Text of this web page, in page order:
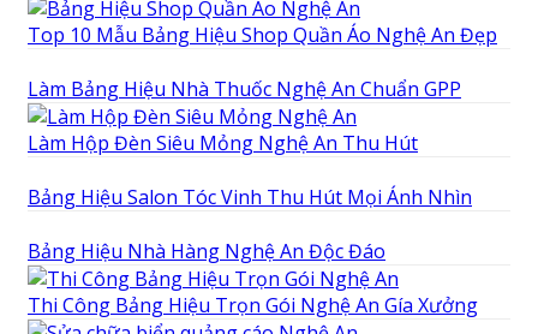
Top 10 Mẫu Bảng Hiệu Shop Quần Áo Nghệ An Đẹp
Làm Bảng Hiệu Nhà Thuốc Nghệ An Chuẩn GPP
Làm Hộp Đèn Siêu Mỏng Nghệ An Thu Hút
Bảng Hiệu Salon Tóc Vinh Thu Hút Mọi Ánh Nhìn
Bảng Hiệu Nhà Hàng Nghệ An Độc Đáo
Thi Công Bảng Hiệu Trọn Gói Nghệ An Gía Xưởng